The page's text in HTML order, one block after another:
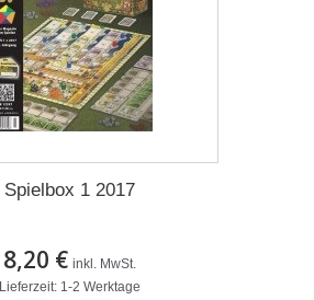
Spielbox 1 2017
8,20 € inkl. MwSt.
Lieferzeit: 1-2 Werktage